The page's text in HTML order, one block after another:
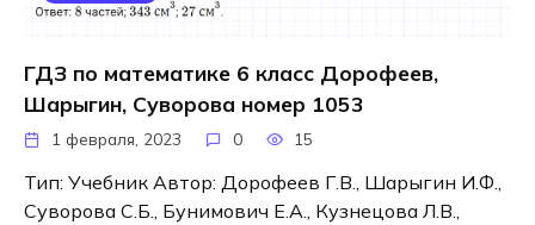
ГДЗ по математике 6 класс Дорофеев,
Шарыгин, Суворова номер 1053
1 февраля, 2023 0 15
Тип: Учебник Автор: Дорофеев Г.В., Шарыгин И.Ф.,
Суворова С.Б., Бунимович Е.А., Кузнецова Л.В.,